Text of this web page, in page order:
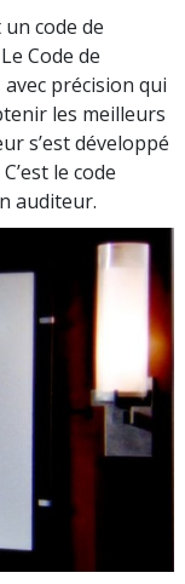
code de
Code de
précision qui
les meilleurs
s’est développé
le code
auditeur.